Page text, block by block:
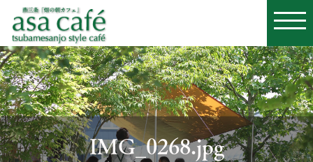
IMG_0268.jpg